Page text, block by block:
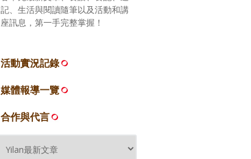
記、生活與閱讀隨筆以及活動和講
座訊息，第一手完整掌握！
活動實況記錄
媒體報導一覽
合作與代言